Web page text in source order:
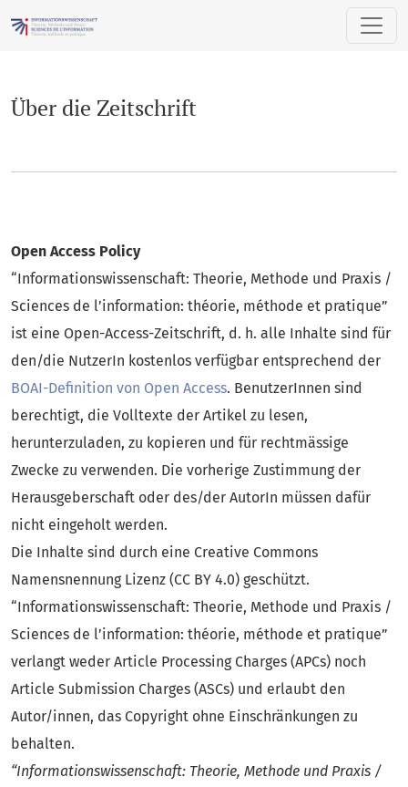
Über die Zeitschrift
Über die Zeitschrift
Open Access Policy
“Informationswissenschaft: Theorie, Methode und Praxis /
Sciences de l’information: théorie, méthode et pratique”
ist eine Open-Access-Zeitschrift, d. h. alle Inhalte sind für
den/die NutzerIn kostenlos verfügbar entsprechend der
BOAI-Definition von Open Access. BenutzerInnen sind
berechtigt, die Volltexte der Artikel zu lesen,
herunterzuladen, zu kopieren und für rechtmässige
Zwecke zu verwenden. Die vorherige Zustimmung der
Herausgeberschaft oder des/der AutorIn müssen dafür
nicht eingeholt werden.
Die Inhalte sind durch eine Creative Commons
Namensnennung Lizenz (CC BY 4.0) geschützt.
“Informationswissenschaft: Theorie, Methode und Praxis /
Sciences de l’information: théorie, méthode et pratique”
verlangt weder Article Processing Charges (APCs) noch
Article Submission Charges (ASCs) und erlaubt den
Autor/innen, das Copyright ohne Einschränkungen zu
behalten.
“Informationswissenschaft: Theorie, Methode und Praxis /